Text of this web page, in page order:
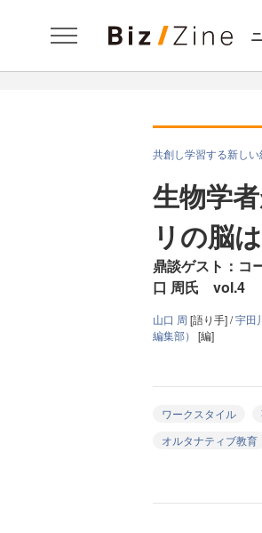
共創し学習する新し
生物学
リの脳
鼎談ゲスト：コ
口 周氏 vol.4
山口 周 [語り手] /宇田
編集部） [編]
ワークスタイル
オルタナティブ教育